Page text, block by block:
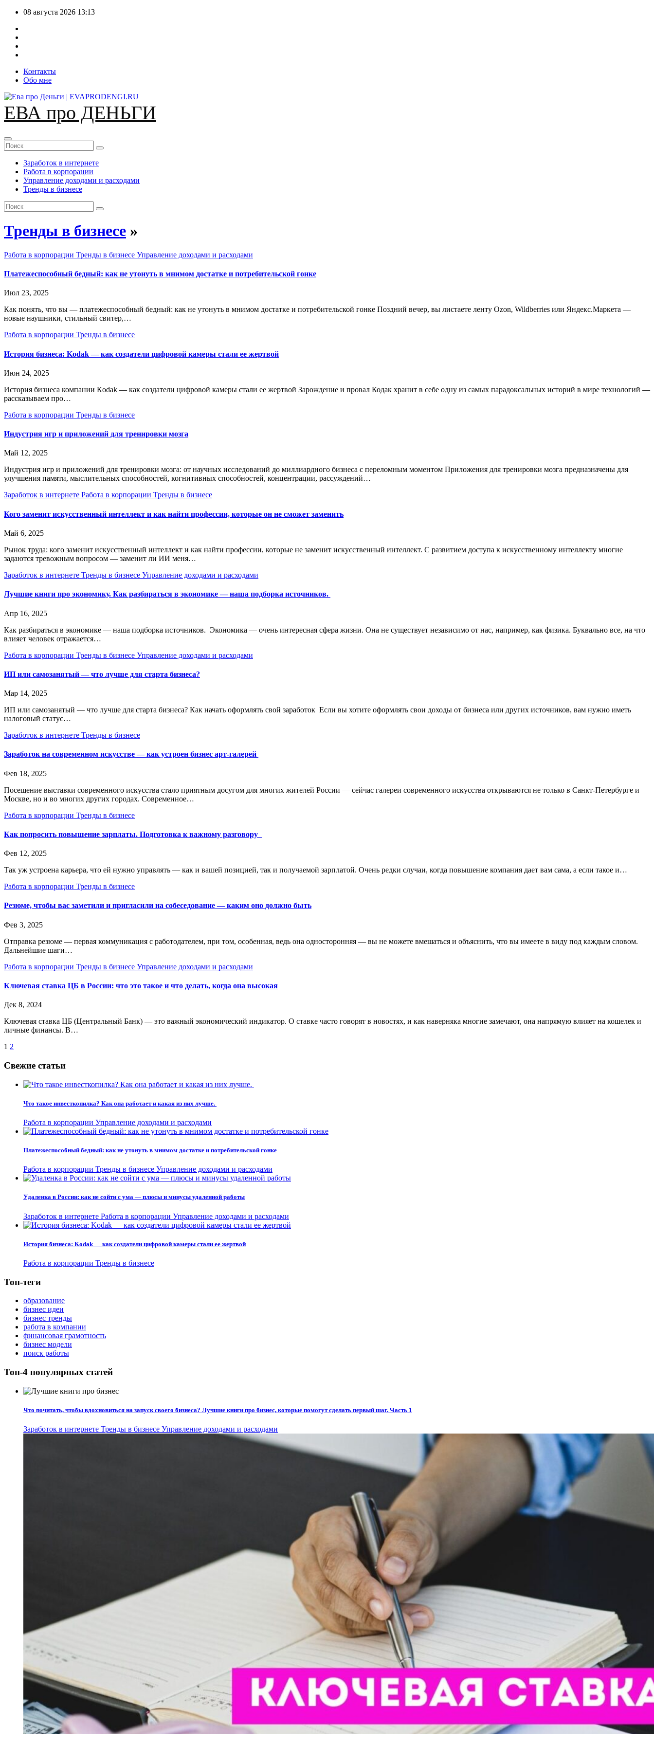
Перейти
содержимому
08 августа 2026 13:13
Контакты
Обо мне
ЕВА про ДЕНЬГИ
Заработок в интернете
Работа в корпорации
Управление доходами и расходами
Тренды в бизнесе
Тренды в бизнесе »
Работа в корпорации Тренды в бизнесе Управление доходами и расходами
Платежеспособный бедный: как не утонуть в мнимом достатке и потребительской гонке
Июл 23, 2025
Как понять, что вы — платежеспособный бедный: как не утонуть в мнимом достатке и потребительской гонке Поздний вечер, вы листаете ленту Ozon, Wildberries или Яндекс.Маркета —
новые наушники, стильный свитер,…
Работа в корпорации Тренды в бизнесе
История бизнеса: Kodak — как создатели цифровой камеры стали ее жертвой
Июн 24, 2025
История бизнеса компании Кodak — как создатели цифровой камеры стали ее жертвой Зарождение и провал Кодак хранит в себе одну из самых парадоксальных историй в мире технологий —
рассказываем про…
Работа в корпорации Тренды в бизнесе
Индустрия игр и приложений для тренировки мозга
Май 12, 2025
Индустрия игр и приложений для тренировки мозга: от научных исследований до миллиардного бизнеса с переломным моментом Приложения для тренировки мозга предназначены для
улучшения памяти, мыслительных способностей, когнитивных способностей, концентрации, рассуждений…
Заработок в интернете Работа в корпорации Тренды в бизнесе
Кого заменит искусственный интеллект и как найти профессии, которые он не сможет заменить
Май 6, 2025
Рынок труда: кого заменит искусственный интеллект и как найти профессии, которые не заменит искусственный интеллект. С развитием доступа к искусственному интеллекту многие
задаются тревожным вопросом — заменит ли ИИ меня…
Заработок в интернете Тренды в бизнесе Управление доходами и расходами
Лучшие книги про экономику. Как разбираться в экономике — наша подборка источников.
Апр 16, 2025
Как разбираться в экономике — наша подборка источников. Экономика — очень интересная сфера жизни. Она не существует независимо от нас, например, как физика. Буквально все, на что
влияет человек отражается…
Работа в корпорации Тренды в бизнесе Управление доходами и расходами
ИП или самозанятый — что лучше для старта бизнеса?
Мар 14, 2025
ИП или самозанятый — что лучше для старта бизнеса? Как начать оформлять свой заработок Если вы хотите оформлять свои доходы от бизнеса или других источников, вам нужно иметь
налоговый статус…
Заработок в интернете Тренды в бизнесе
Заработок на современном искусстве — как устроен бизнес арт-галерей
Фев 18, 2025
Посещение выставки современного искусства стало приятным досугом для многих жителей России — сейчас галереи современного искусства открываются не только в Санкт-Петербурге и
Москве, но и во многих других городах. Современное…
Работа в корпорации Тренды в бизнесе
Как попросить повышение зарплаты. Подготовка к важному разговору
Фев 12, 2025
Так уж устроена карьера, что ей нужно управлять — как и вашей позицией, так и получаемой зарплатой. Очень редки случаи, когда повышение компания дает вам сама, а если такое и…
Работа в корпорации Тренды в бизнесе
Резюме, чтобы вас заметили и пригласили на собеседование — каким оно должно быть
Фев 3, 2025
Отправка резюме — первая коммуникация с работодателем, при том, особенная, ведь она односторонняя — вы не можете вмешаться и объяснить, что вы имеете в виду под каждым словом.
Дальнейшие шаги…
Работа в корпорации Тренды в бизнесе Управление доходами и расходами
Ключевая ставка ЦБ в России: что это такое и что делать, когда она высокая
Дек 8, 2024
Ключевая ставка ЦБ (Центральный Банк) — это важный экономический индикатор. О ставке часто говорят в новостях, и как наверняка многие замечают, она напрямую влияет на кошелек и
личные финансы. В…
Пагинация
записей
1 2
Свежие статьи
Что такое инвесткопилка? Как она работает и какая из них лучше.
Работа в корпорации Управление доходами и расходами
Платежеспособный бедный: как не утонуть в мнимом достатке и потребительской гонке
Работа в корпорации Тренды в бизнесе Управление доходами и расходами
Удаленка в России: как не сойти с ума — плюсы и минусы удаленной работы
Заработок в интернете Работа в корпорации Управление доходами и расходами
История бизнеса: Kodak — как создатели цифровой камеры стали ее жертвой
Работа в корпорации Тренды в бизнесе
Топ-теги
образование
бизнес идеи
бизнес тренды
работа в компании
финансовая грамотность
бизнес модели
поиск работы
Топ-4 популярных статей
Что почитать, чтобы вдохновиться на запуск своего бизнеса? Лучшие книги про бизнес, которые помогут сделать первый шаг. Часть 1
Заработок в интернете Тренды в бизнесе Управление доходами и расходами